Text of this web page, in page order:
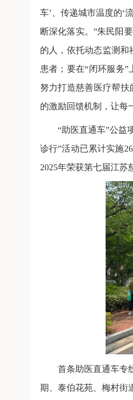
车’、传递城市温度的‘
断深化落实。”朱民阳
的人，依托动态监测
患者；要在“闭环服务
努力打造慈善医疗帮
的激励回馈机制，让每
“助医直通车”公益
诊行”活动已累计实施
2025年荣获第七届江苏
首条助医直通车专
期、泰伯花苑、梅村街